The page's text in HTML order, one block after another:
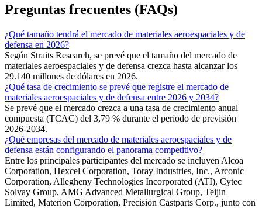
Preguntas frecuentes (FAQs)
¿Qué tamaño tendrá el mercado de materiales aeroespaciales y de
defensa en 2026?
Según Straits Research, se prevé que el tamaño del mercado de
materiales aeroespaciales y de defensa crezca hasta alcanzar los
29.140 millones de dólares en 2026.
¿Qué tasa de crecimiento se prevé que registre el mercado de
materiales aeroespaciales y de defensa entre 2026 y 2034?
Se prevé que el mercado crezca a una tasa de crecimiento anual
compuesta (TCAC) del 3,79 % durante el período de previsión
2026-2034.
¿Qué empresas del mercado de materiales aeroespaciales y de
defensa están configurando el panorama competitivo?
Entre los principales participantes del mercado se incluyen Alcoa
Corporation, Hexcel Corporation, Toray Industries, Inc., Arconic
Corporation, Allegheny Technologies Incorporated (ATI), Cytec
Solvay Group, AMG Advanced Metallurgical Group, Teijin
Limited, Materion Corporation, Precision Castparts Corp., junto con